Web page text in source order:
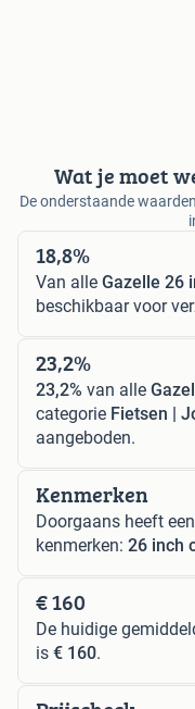
Wat je moet
De onderstaande
18,8%
Van alle Gazelle 26
beschikbaar voor
23,2%
23,2% van alle
categorie Fietsen |
aangeboden.
Kenmerken
Doorgaans heeft een
kenmerken: 26 inch
€ 160
De huidige
is € 160.